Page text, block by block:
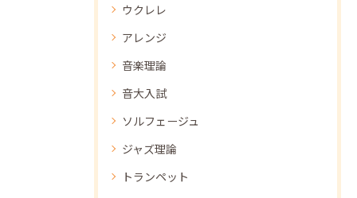
ウクレレ
アレンジ
音楽理論
音大入試
ソルフェージュ
ジャズ理論
トランペット